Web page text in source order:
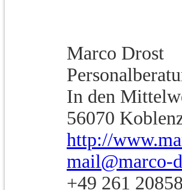
Marco Drost
In den
56070
http://
mail@marco-
+49 261